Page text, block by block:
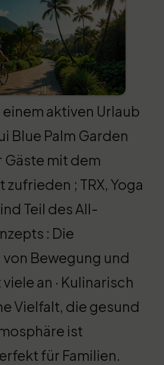
einem aktiven Urlaub
Blue Palm Garden
Gäste mit dem
; TRX, Yoga
Teil des All-
: Die
Bewegung und
an · Kulinarisch
Vielfalt, die gesund
ist
für Familien.